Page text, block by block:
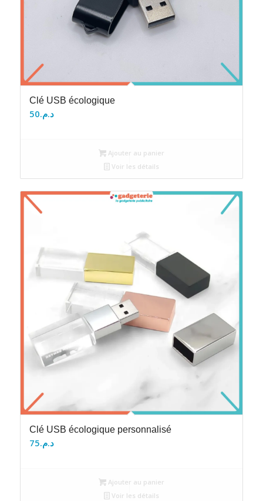
Clé USB écologique
د.م.50
Ajouter au panier
Voir les détails
Clé USB écologique personnalisé
د.م.75
Ajouter au panier
Voir les détails